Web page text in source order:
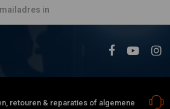
retouren & reparaties of algemene